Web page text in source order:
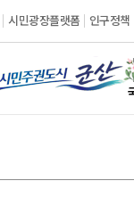
시민광장플랫폼 인구정책
시
민